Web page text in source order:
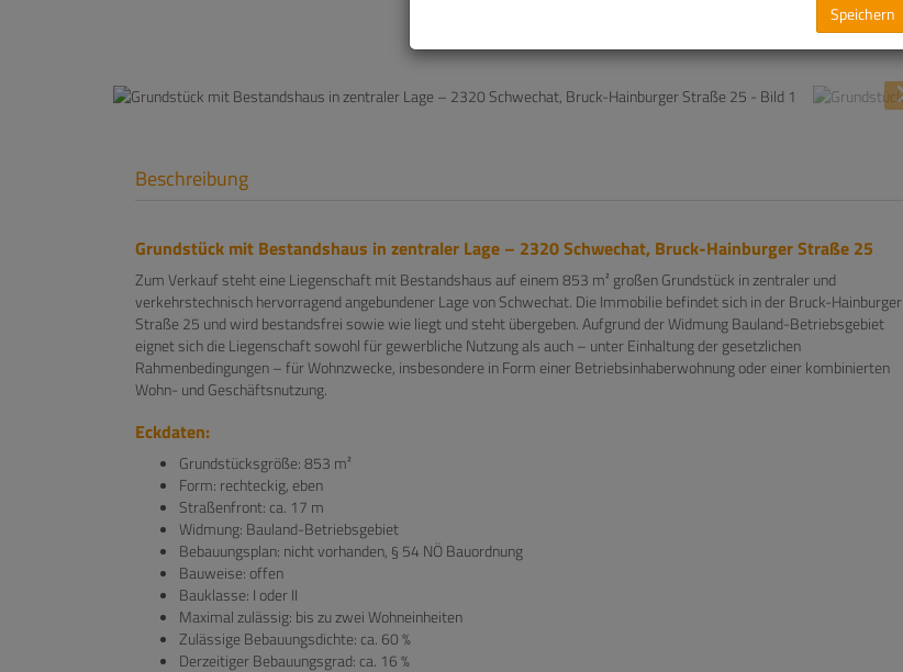
Beschreibung
Grundstück mit Bestandshaus in zentraler Lage – 2320 Schwechat, Bruck-Hainburger Straße 25
Zum Verkauf steht eine Liegenschaft mit Bestandshaus auf einem 853 m² großen Grundstück in zentraler und
verkehrstechnisch hervorragend angebundener Lage von Schwechat. Die Immobilie befindet sich in der Bruck-Hainburger
Straße 25 und wird bestandsfrei sowie wie liegt und steht übergeben. Aufgrund der Widmung Bauland-Betriebsgebiet
eignet sich die Liegenschaft sowohl für gewerbliche Nutzung als auch – unter Einhaltung der gesetzlichen
Rahmenbedingungen – für Wohnzwecke, insbesondere in Form einer Betriebsinhaberwohnung oder einer kombinierten
Wohn- und Geschäftsnutzung.
Eckdaten:
Grundstücksgröße: 853 m²
Form: rechteckig, eben
Straßenfront: ca. 17 m
Widmung: Bauland-Betriebsgebiet
Bebauungsplan: nicht vorhanden, § 54 NÖ Bauordnung
Bauweise: offen
Bauklasse: I oder II
Maximal zulässig: bis zu zwei Wohneinheiten
Zulässige Bebauungsdichte: ca. 60 %
Derzeitiger Bebauungsgrad: ca. 16 %
Speichern